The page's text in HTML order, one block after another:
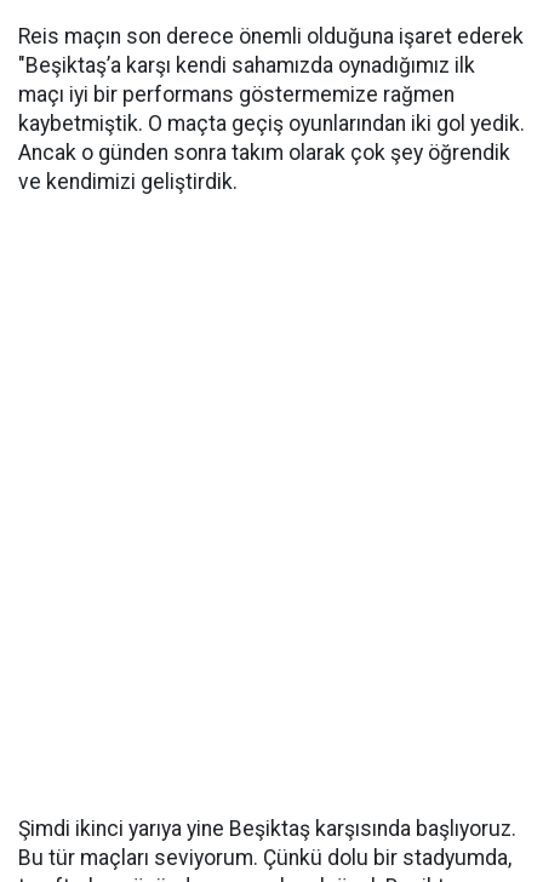
Reis maçın son derece önemli olduğuna işaret ederek
"Beşiktaş’a karşı kendi sahamızda oynadığımız ilk
maçı iyi bir performans göstermemize rağmen
kaybetmiştik. O maçta geçiş oyunlarından iki gol yedik.
Ancak o günden sonra takım olarak çok şey öğrendik
ve kendimizi geliştirdik.
Şimdi ikinci yarıya yine Beşiktaş karşısında başlıyoruz.
Bu tür maçları seviyorum. Çünkü dolu bir stadyumda,